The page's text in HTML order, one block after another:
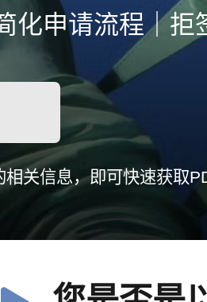
化申请流程｜拒
关信息，即可快速获取